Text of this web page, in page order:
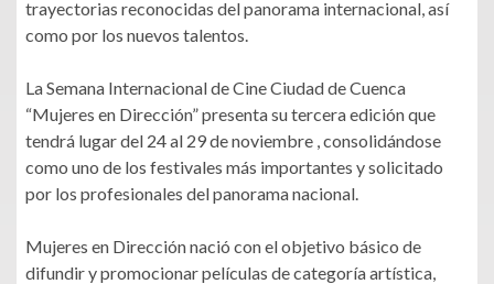
trayectorias reconocidas del panorama internacional, así
como por los nuevos talentos.
La Semana Internacional de Cine Ciudad de Cuenca
“Mujeres en Dirección” presenta su tercera edición que
tendrá lugar del 24 al 29 de noviembre , consolidándose
como uno de los festivales más importantes y solicitado
por los profesionales del panorama nacional.
Mujeres en Dirección nació con el objetivo básico de
difundir y promocionar películas de categoría artística,